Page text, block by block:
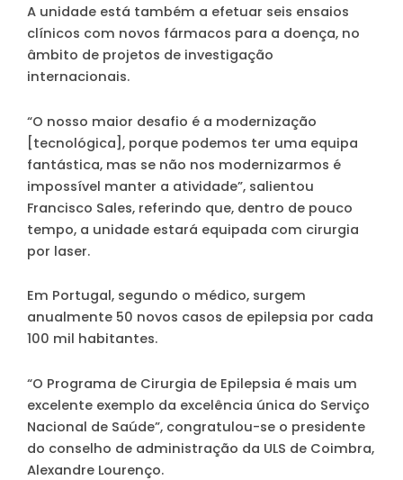
A unidade está também a efetuar seis ensaios
clínicos com novos fármacos para a doença, no
âmbito de projetos de investigação
internacionais.
“O nosso maior desafio é a modernização
[tecnológica], porque podemos ter uma equipa
fantástica, mas se não nos modernizarmos é
impossível manter a atividade”, salientou
Francisco Sales, referindo que, dentro de pouco
tempo, a unidade estará equipada com cirurgia
por laser.
Em Portugal, segundo o médico, surgem
anualmente 50 novos casos de epilepsia por cada
100 mil habitantes.
“O Programa de Cirurgia de Epilepsia é mais um
excelente exemplo da excelência única do Serviço
Nacional de Saúde”, congratulou-se o presidente
do conselho de administração da ULS de Coimbra,
Alexandre Lourenço.